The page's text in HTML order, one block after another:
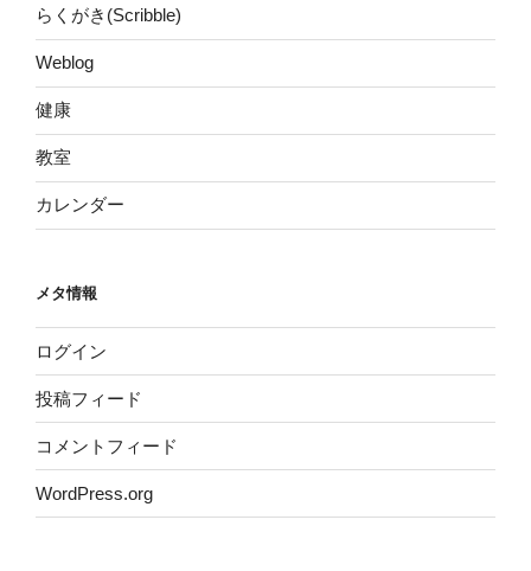
らくがき(Scribble)
Weblog
健康
教室
カレンダー
メタ情報
ログイン
投稿フィード
コメントフィード
WordPress.org